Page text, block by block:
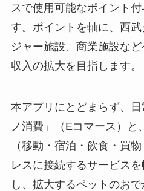
スで使用可能なポイント
す。ポイントを軸に、西
ジャー施設、商業施設な
収入の拡大を目指します。
本アプリにとどまらず、
ノ消費」（Eコマース）と
（移動・宿泊・飲食・買
レスに接続するサービス
し、拡大するペットのお